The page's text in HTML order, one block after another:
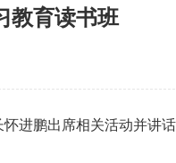
教育读书班
进鹏出席相关活动并讲话